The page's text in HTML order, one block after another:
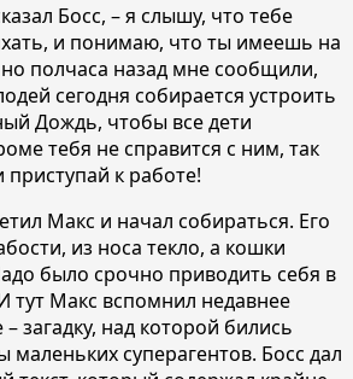
Босс, – я слышу, что тебе
и понимаю, что ты имеешь на
полчаса назад мне сообщили,
сегодня собирается устроить
Дождь, чтобы все дети
тебя не справится с ним, так
к работе!
Макс и начал собираться. Его
из носа текло, а кошки
было срочно приводить себя в
тут Макс вспомнил недавнее
загадку, над которой бились
суперагентов. Босс дал